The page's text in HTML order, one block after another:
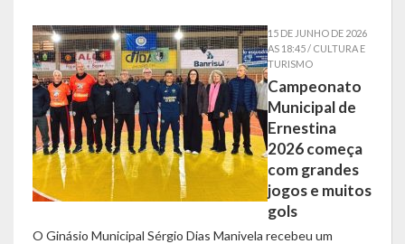
LRF
RGF – Relatório de Gestão Fiscal
RREO – Relatório Resumido da Execução Orçamentária
LOA – Lei Orçamentária Anual
RC – Relatório Circunstanciado
PPA – Plano Plurianual
15 DE JUNHO DE 2026
AS 18:45 / CULTURA E
TURISMO
Campeonato
Municipal de
Ernestina
2026 começa
com grandes
jogos e muitos
gols
O Ginásio Municipal Sérgio Dias Manivela recebeu um